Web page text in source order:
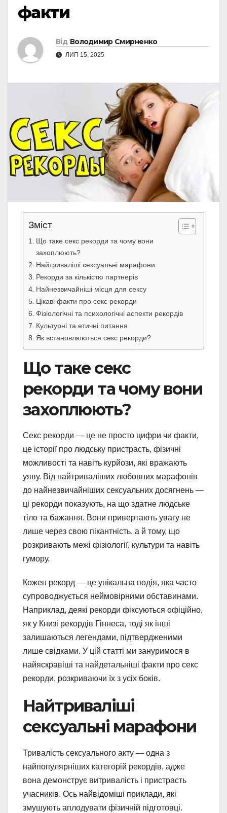
факти
Від Володимир Смирненко
ЛИП 15, 2025
Зміст
Що таке секс рекорди та чому вони
захоплюють?
Найтриваліші сексуальні марафони
Рекорди за кількістю партнерів
Найнезвичайніші місця для сексу
Цікаві факти про секс рекорди
Фізіологічні та психологічні аспекти рекордів
Культурні та етичні питання
Як встановлюються секс рекорди?
Що таке секс
рекорди та чому вони
захоплюють?
Секс рекорди — це не просто цифри чи факти,
це історії про людську пристрасть, фізичні
можливості та навіть курйози, які вражають
уяву. Від найтриваліших любовних марафонів
до найнезвичайніших сексуальних досягнень —
ці рекорди показують, на що здатне людське
тіло та бажання. Вони привертають увагу не
лише через свою пікантність, а й тому, що
розкривають межі фізіології, культури та навіть
гумору.
Кожен рекорд — це унікальна подія, яка часто
супроводжується неймовірними обставинами.
Наприклад, деякі рекорди фіксуються офіційно,
як у Книзі рекордів Гіннеса, тоді як інші
залишаються легендами, підтвердженими
лише свідками. У цій статті ми зануримося в
найяскравіші та найдетальніші факти про секс
рекорди, розкриваючи їх з усіх боків.
Найтриваліші
сексуальні марафони
Тривалість сексуального акту — одна з
найпопулярніших категорій рекордів, адже
вона демонструє витривалість і пристрасть
учасників. Ось найвідоміші приклади, які
змушують аплодувати фізичній підготовці.